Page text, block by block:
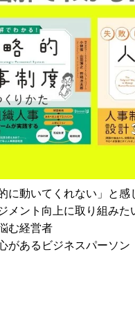
に動いてくれない」と
メント向上に取り組みた
む経営者
があるビジネスパーソン